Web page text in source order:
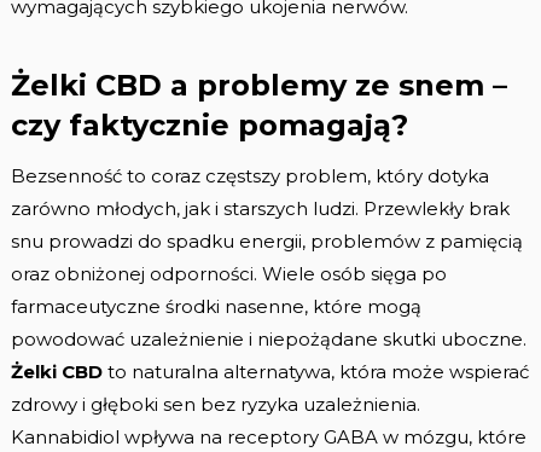
wymagających szybkiego ukojenia nerwów.
Żelki CBD a problemy ze snem –
czy faktycznie pomagają?
Bezsenność to coraz częstszy problem, który dotyka
zarówno młodych, jak i starszych ludzi. Przewlekły brak
snu prowadzi do spadku energii, problemów z pamięcią
oraz obniżonej odporności. Wiele osób sięga po
farmaceutyczne środki nasenne, które mogą
powodować uzależnienie i niepożądane skutki uboczne.
Żelki CBDto naturalna alternatywa, która może wspierać
zdrowy i głęboki sen bez ryzyka uzależnienia.
Kannabidiol wpływa na receptory GABA w mózgu, które